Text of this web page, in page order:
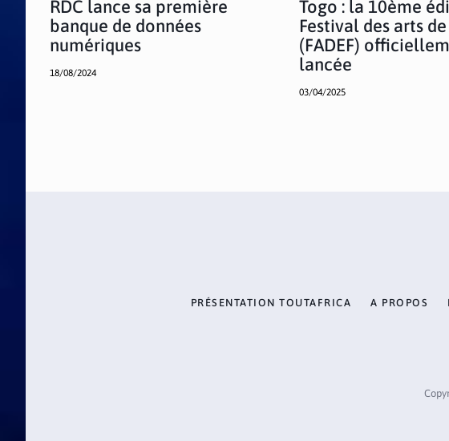
RDC lance sa première
banque de données
numériques
18/08/2024
Togo : la 10ème
Festival des arts
(FADEF)
lancée
03/04/2025
PRÉSENTATION TOUTAFRICA A PROPOS